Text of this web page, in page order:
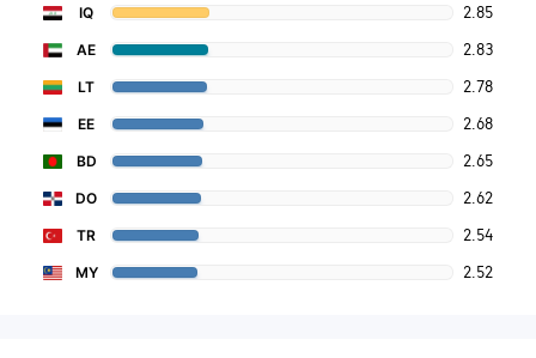
IQ 2.85
AE 2.83
LT 2.78
EE 2.68
BD 2.65
DO 2.62
TR 2.54
MY 2.52